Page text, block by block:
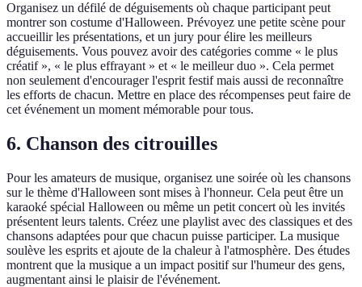
Organisez un défilé de déguisements où chaque participant peut
montrer son costume d'Halloween. Prévoyez une petite scène pour
accueillir les présentations, et un jury pour élire les meilleurs
déguisements. Vous pouvez avoir des catégories comme « le plus
créatif », « le plus effrayant » et « le meilleur duo ». Cela permet
non seulement d'encourager l'esprit festif mais aussi de reconnaître
les efforts de chacun. Mettre en place des récompenses peut faire de
cet événement un moment mémorable pour tous.
6. Chanson des citrouilles
Pour les amateurs de musique, organisez une soirée où les chansons
sur le thème d'Halloween sont mises à l'honneur. Cela peut être un
karaoké spécial Halloween ou même un petit concert où les invités
présentent leurs talents. Créez une playlist avec des classiques et des
chansons adaptées pour que chacun puisse participer. La musique
soulève les esprits et ajoute de la chaleur à l'atmosphère. Des études
montrent que la musique a un impact positif sur l'humeur des gens,
augmentant ainsi le plaisir de l'événement.